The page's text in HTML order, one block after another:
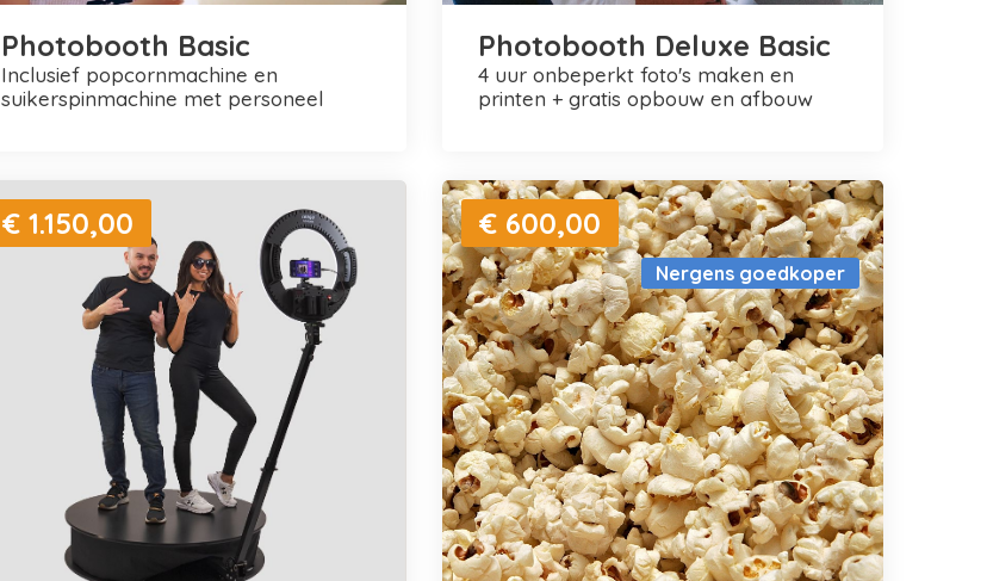
Photobooth Basic
inclusief popcornmachine en
suikerspinmachine met personeel
Photobooth Deluxe Basic
4 uur onbeperkt foto's maken en
printen + gratis opbouw en afbouw
€ 1.150,00
Nergens goedkoper
€ 600,00